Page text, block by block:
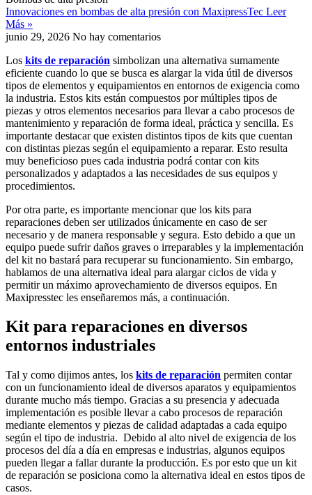
Innovaciones en bombas de alta presión con MaxipressTec Leer
Más »
junio 29, 2026 No hay comentarios
Los kits de reparación simbolizan una alternativa sumamente
eficiente cuando lo que se busca es alargar la vida útil de diversos
tipos de elementos y equipamientos en entornos de exigencia como
la industria. Estos kits están compuestos por múltiples tipos de
piezas y otros elementos necesarios para llevar a cabo procesos de
mantenimiento y reparación de forma ideal, práctica y sencilla. Es
importante destacar que existen distintos tipos de kits que cuentan
con distintas piezas según el equipamiento a reparar. Esto resulta
muy beneficioso pues cada industria podrá contar con kits
personalizados y adaptados a las necesidades de sus equipos y
procedimientos.
Por otra parte, es importante mencionar que los kits para
reparaciones deben ser utilizados únicamente en caso de ser
necesario y de manera responsable y segura. Esto debido a que un
equipo puede sufrir daños graves o irreparables y la implementación
del kit no bastará para recuperar su funcionamiento. Sin embargo,
hablamos de una alternativa ideal para alargar ciclos de vida y
permitir un máximo aprovechamiento de diversos equipos. En
Maxipresstec les enseñaremos más, a continuación.
Kit para reparaciones en diversos
entornos industriales
Tal y como dijimos antes, los kits de reparación permiten contar
con un funcionamiento ideal de diversos aparatos y equipamientos
durante mucho más tiempo. Gracias a su presencia y adecuada
implementación es posible llevar a cabo procesos de reparación
mediante elementos y piezas de calidad adaptadas a cada equipo
según el tipo de industria. Debido al alto nivel de exigencia de los
procesos del día a día en empresas e industrias, algunos equipos
pueden llegar a fallar durante la producción. Es por esto que un kit
de reparación se posiciona como la alternativa ideal en estos tipos de
casos.